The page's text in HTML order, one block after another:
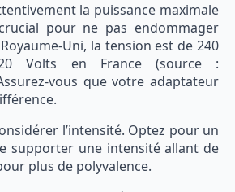
la puissance maximale
pour ne pas endommager
Uni, la tension est de 240
Volts en France (source :
vous que votre adaptateur
l’intensité. Optez pour un
supporter une intensité allant de
plus de polyvalence.